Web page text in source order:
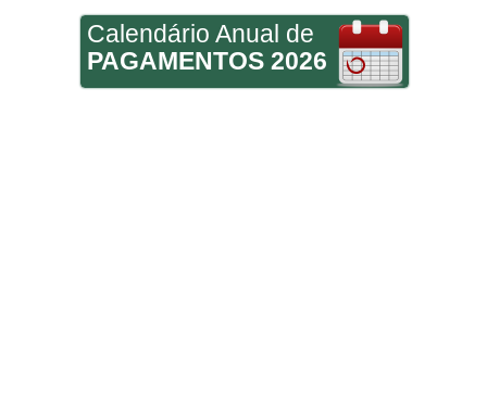
Calendário Anual de
PAGAMENTOS 2026